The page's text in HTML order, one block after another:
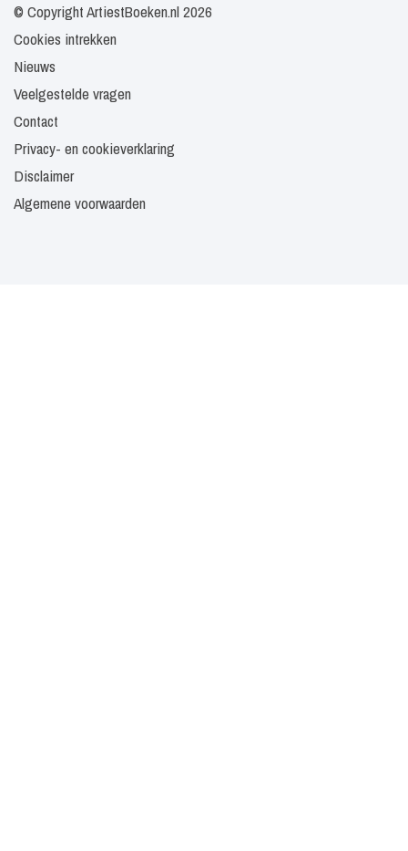
© Copyright ArtiestBoeken.nl 2026
Cookies intrekken
Nieuws
Veelgestelde vragen
Contact
Privacy- en cookieverklaring
Disclaimer
Algemene voorwaarden